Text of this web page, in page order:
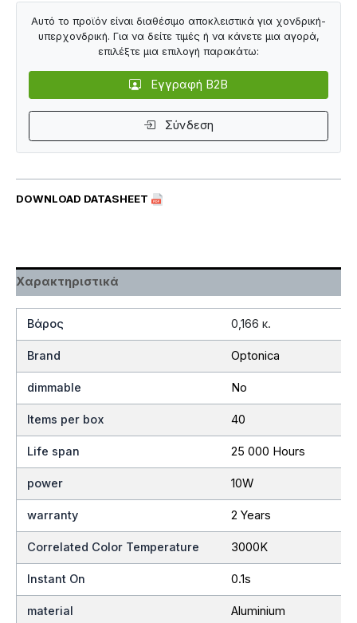
DOWNLOAD DATASHEET
Αυτό το προϊόν είναι διαθέσιμο αποκλειστικά για χονδρική-
υπερχονδρική. Για να δείτε τιμές ή να κάνετε μια αγορά,
επιλέξτε μια επιλογή παρακάτω:
Εγγραφή B2B
Σύνδεση
Χαρακτηριστικά
Βάρος 0,166 κ.
Brand Optonica
dimmable No
Items per box 40
Life span 25 000 Hours
power 10W
warranty 2 Years
Correlated Color Temperature 3000K
Instant On 0.1s
material Aluminium